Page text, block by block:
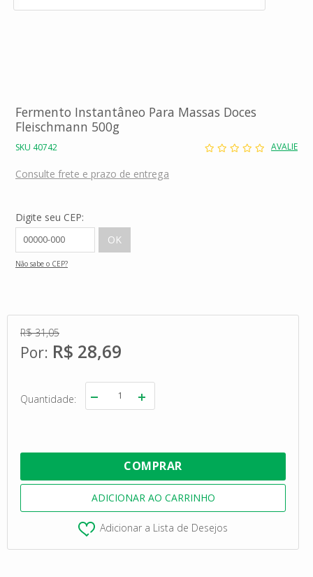
Fermento Instantâneo Para Massas Doces
Fleischmann 500g
SKU 40742 AVALIE
Consulte frete e prazo de entrega
Digite seu CEP:
Não sabe o CEP?
R$ 31,05
R$ 28,69
Quantidade
Adicionar a Lista de Desejos